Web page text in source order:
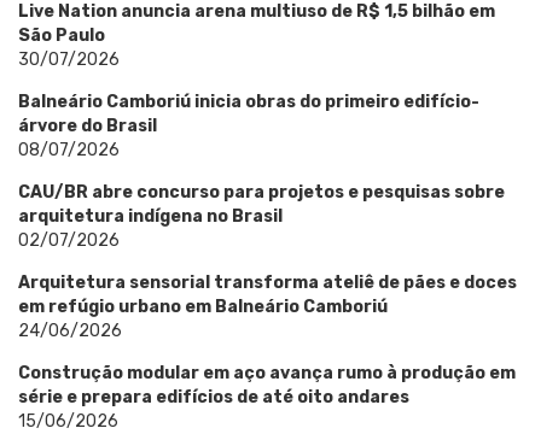
Live Nation anuncia arena multiuso de R$ 1,5 bilhão em
São Paulo
30/07/2026
Balneário Camboriú inicia obras do primeiro edifício-
árvore do Brasil
08/07/2026
CAU/BR abre concurso para projetos e pesquisas sobre
arquitetura indígena no Brasil
02/07/2026
Arquitetura sensorial transforma ateliê de pães e doces
em refúgio urbano em Balneário Camboriú
24/06/2026
Construção modular em aço avança rumo à produção em
série e prepara edifícios de até oito andares
15/06/2026